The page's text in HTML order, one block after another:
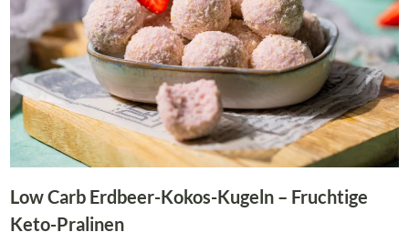
KOKOS
UND
MANDEL
Low Carb Erdbeer-Kokos-Kugeln – Fruchtige
Keto-Pralinen